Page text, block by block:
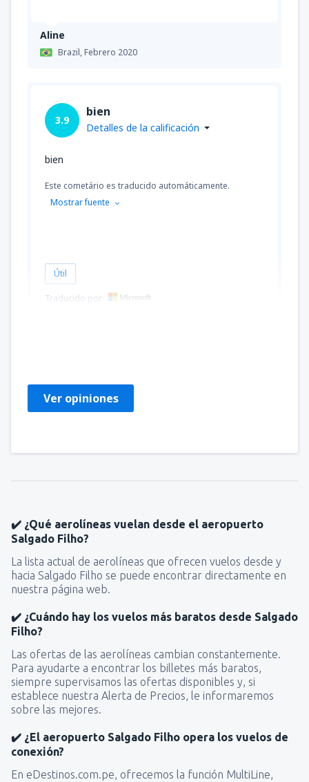
Aline
Brazil,Febrero 2020
3.9
bien
Detalles de la calificación
bien
Este cometário es traducido automáticamente.
Mostrar fuente
Útil
Traducido por
Ver opiniones
✔️ ¿Qué aerolíneas vuelan desde el aeropuerto
Salgado Filho?
La lista actual de aerolíneas que ofrecen vuelos desde y
hacia Salgado Filho se puede encontrar directamente en
nuestra página web.
✔️ ¿Cuándo hay los vuelos más baratos desde Salgado
Filho?
Las ofertas de las aerolíneas cambian constantemente.
Para ayudarte a encontrar los billetes más baratos,
siempre supervisamos las ofertas disponibles y, si
establece nuestra Alerta de Precios, le informaremos
sobre las mejores.
✔️ ¿El aeropuerto Salgado Filho opera los vuelos de
conexión?
En eDestinos.com.pe, ofrecemos la función MultiLine,